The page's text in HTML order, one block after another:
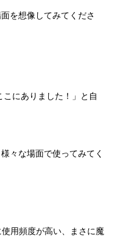
を想像してみてくださ
にありました！」と自
々な場面で使ってみてく
用頻度が高い、まさに魔